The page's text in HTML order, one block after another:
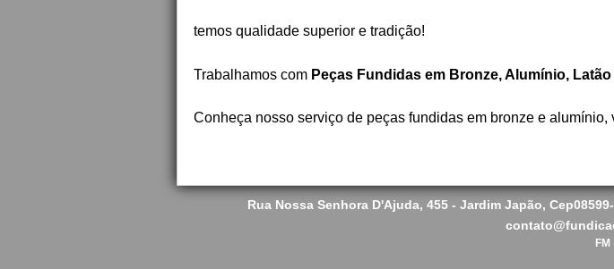
temos qualidade superior e tradição!
Trabalhamos com Peças Fundidas em Bronze, Alumínio, Latão
Conheça nosso serviço de peças fundidas em bronze e alumínio,
Rua Nossa Senhora D'Ajuda, 455 - Jardim Japão, Cep
FM